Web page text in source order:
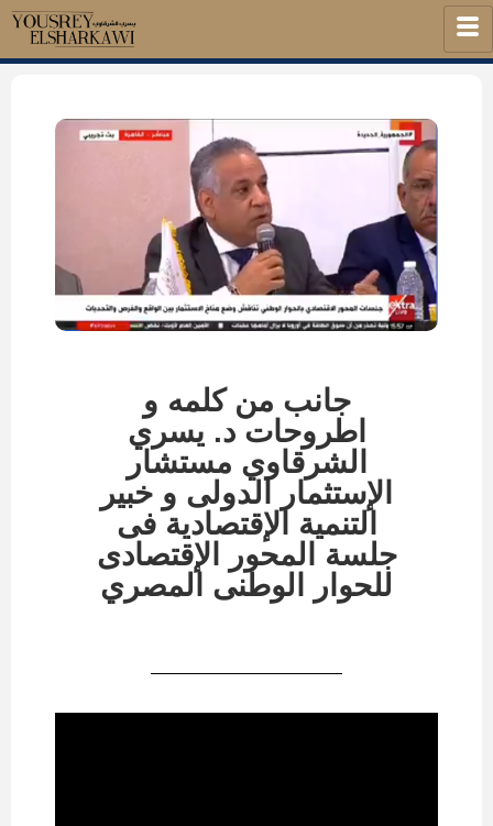
جانب من كلمه و
اطروحات د. يسري
الشرقاوي مستشار
الإستثمار الدولى و خبير
التنمية الإقتصادية فى
جلسة المحور الإقتصادى
للحوار الوطنى المصري